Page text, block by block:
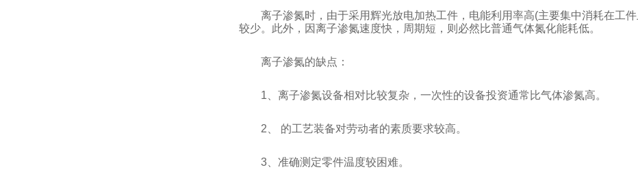
离子渗氮时，由于采用辉光放电加热工件，电能利用率高(主要集中消耗在工
较少。此外，因离子渗氮速度快，周期短，则必然比普通气体氮化能耗低。
离子渗氮的缺点：
1、离子渗氮设备相对比较复杂，一次性的设备投资通常比气体渗氮高。
2、 的工艺装备对劳动者的素质要求较高。
3、准确测定零件温度较困难。